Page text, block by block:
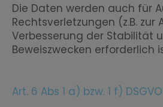
Die Daten werden auch für
Rechtsverletzungen (z.B.
Verbesserung der Stabilität
Beweiszwecken erforderlich
Art. 6 Abs 1 a) bzw. 1 f)